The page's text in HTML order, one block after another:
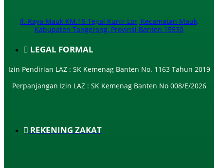
Jl. Raya Mauk KM.19 Tegal Kunir Lor, Kecamatan Mauk,
Kabupaten Tangerang, Provinsi Banten 15530
LEGAL FORMAL
Izin Pendirian LAZ : SK Kemenag Banten No. 1163 Tahun 2019
Perpanjangan Izin LAZ : SK Kemenag Banten No 008/E/2026​
REKENING ZAKAT